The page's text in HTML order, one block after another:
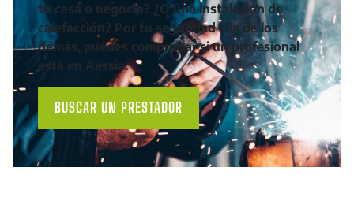
tu casa o negocio? ¿O una instalación de
calefacción? Por tu seguridad y la de los
demás, puedes comprobar si un profesional
está en Aessia.
BUSCAR UN PRESTADOR